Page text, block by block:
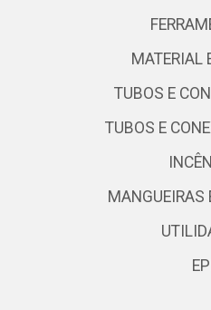
MATERIAL
TUBOS E
TUBOS E
MANGUEIRAS
EPI